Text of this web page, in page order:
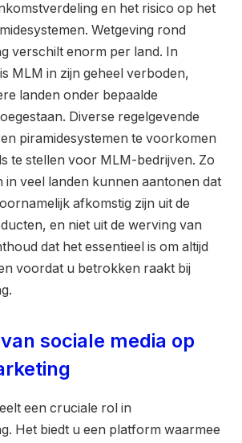
en het risico op het
Wetgeving rond
verschilt enorm per land. In
MLM in zijn geheel verboden,
landen onder bepaalde
Diverse regelgevende
piramidesystemen te voorkomen
te stellen voor MLM-bedrijven. Zo
in veel landen kunnen aantonen dat
afkomstig zijn uit de
en niet uit de werving van
dat het essentieel is om altijd
voordat u betrokken raakt bij
sociale media op
een cruciale rol in
Het biedt u een platform waarmee